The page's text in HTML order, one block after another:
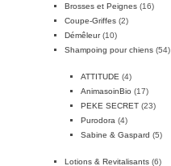
Brosses et Peignes (16)
Coupe-Griffes (2)
Démêleur (10)
Shampoing pour chiens (54)
ATTITUDE (4)
AnimasoinBio (17)
PEKE SECRET (23)
Purodora (4)
Sabine & Gaspard (5)
Lotions & Revitalisants (6)